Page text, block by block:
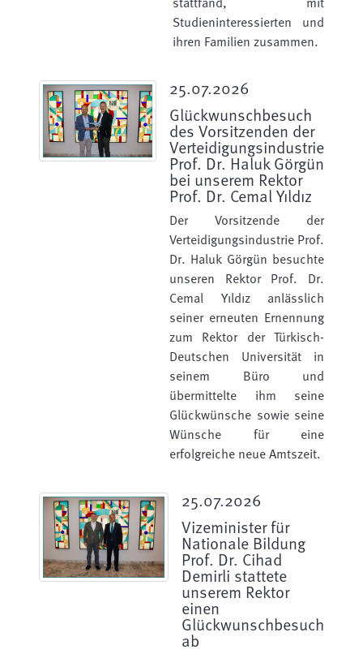
Studieninteressierten und
ihren Familien zusammen.
25.07.2026
Glückwunschbesuch
des Vorsitzenden der
Verteidigungsindustrie
Prof. Dr. Haluk Görgün
bei unserem Rektor
Prof. Dr. Cemal Yıldız
Der Vorsitzende der
Verteidigungsindustrie Prof.
Dr. Haluk Görgün besuchte
unseren Rektor Prof. Dr.
Cemal Yıldız anlässlich
seiner erneuten Ernennung
zum Rektor der Türkisch-
Deutschen Universität in
seinem Büro und
übermittelte ihm seine
Glückwünsche sowie seine
Wünsche für eine
erfolgreiche neue Amtszeit.
25.07.2026
Vizeminister für
Nationale Bildung
Prof. Dr. Cihad
Demirli stattete
unserem Rektor
einen
Glückwunschbesuch
ab